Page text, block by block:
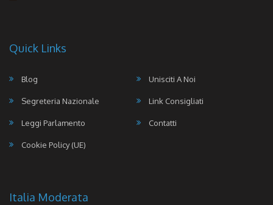
Quick Links
Blog Unisciti A Noi
Segreteria Nazionale Link Consigliati
Leggi Parlamento Contatti
Cookie Policy (UE)
Italia Moderata